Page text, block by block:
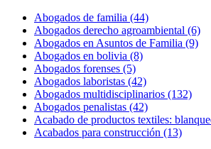
Abogados de familia (44)
Abogados derecho agroambiental (6)
Abogados en Asuntos de Familia (9)
Abogados en bolivia (8)
Abogados forenses (5)
Abogados laboristas (42)
Abogados multidisciplinarios (132)
Abogados penalistas (42)
Acabado de productos textiles:
Acabados para construcción (13)